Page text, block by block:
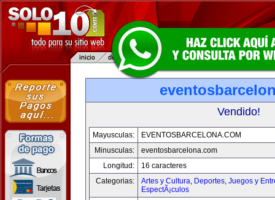
Vendido!
Mayusculas:
EVENTOSBARCELONA.COM
Minusculas:
eventosbarcelona.com
Longitud:
16 caracteres
Categorias:
Artes y Cultura, Deportes, Juegos y
EspectÃ¡culos